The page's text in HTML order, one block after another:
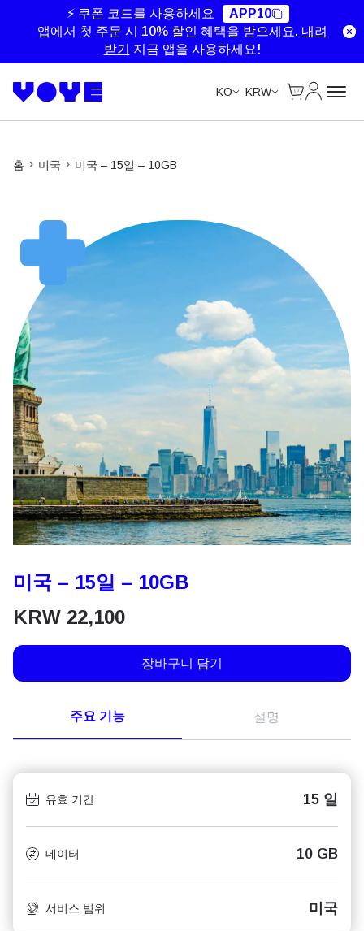
⚡ 쿠폰 코드를 사용하세요
APP10
앱에서 첫 주문 시 10% 할인 혜택을 받으세요. 내려
받기
지금 앱을 사용하세요!
KO KRW
홈 미국 미국 – 15일 – 10GB
미국 – 15일 – 10GB
KRW 22,100
장바구니 담기
주요 기능 설명
유효 기간 15 일
데이터 10 GB
서비스 범위 미국
Unlimited Data
Unlimited Data
Unlimited Data
Unlimited Data